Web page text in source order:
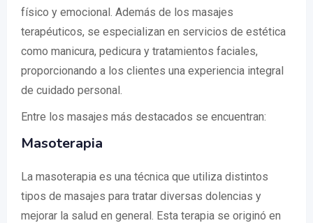
físico y emocional. Además de los masajes
terapéuticos, se especializan en servicios de estética
como manicura, pedicura y tratamientos faciales,
proporcionando a los clientes una experiencia integral
de cuidado personal.
Entre los masajes más destacados se encuentran:
Masoterapia
La masoterapia es una técnica que utiliza distintos
tipos de masajes para tratar diversas dolencias y
mejorar la salud en general. Esta terapia se originó en